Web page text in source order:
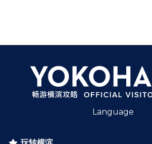
Language